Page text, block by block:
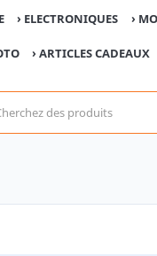
› ELECTRONIQUES ›
› ARTICLES CADEAUX